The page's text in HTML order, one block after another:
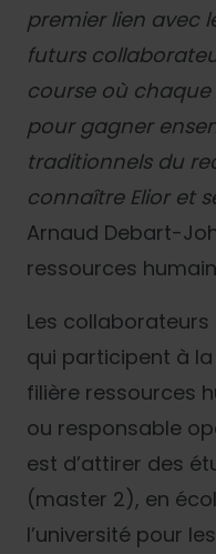
premier lien avec
futurs
course où
pour gagner
traditionnels du
connaître Elior et
Arnaud Debart-
ressources
Les
qui participent à
filière ressources
ou responsable
est d’attirer des
(master 2), en
l’université pour